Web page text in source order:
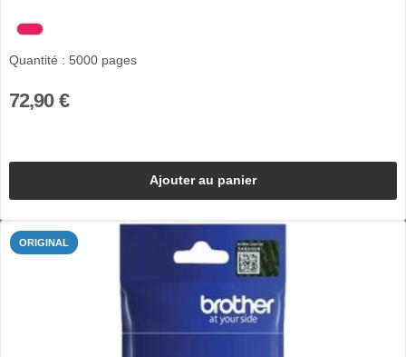
Quantité : 5000 pages
72,90 €
Ajouter au panier
ORIGINAL